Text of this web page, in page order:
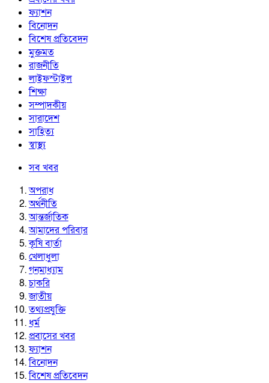
ফ্যাশন
বিনোদন
বিশেষ প্রতিবেদন
মুক্তমত
রাজনীতি
লাইফস্টাইল
শিক্ষা
সম্পাদকীয়
সারাদেশ
সাহিত্য
স্বাস্থ্য
সব খবর
অপরাধ
অর্থনীতি
আন্তর্জাতিক
আমাদের পরিবার
কৃষি বার্তা
খেলাধুলা
গনমাধ্যাম
চাকরি
জাতীয়
তথ্যপ্রযুক্তি
ধর্ম
প্রবাসের খবর
ফ্যাশন
বিনোদন
বিশেষ প্রতিবেদন